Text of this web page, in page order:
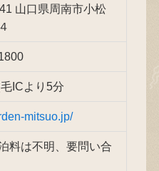
山口県周南市小松
ICより5分
mitsuo.jp/
料は不明、要問い合